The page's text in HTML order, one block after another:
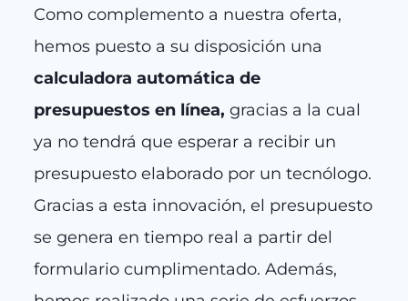
Como complemento a nuestra oferta,
hemos puesto a su disposición una
calculadora automática de
presupuestos en línea, gracias a la cual
ya no tendrá que esperar a recibir un
presupuesto elaborado por un tecnólogo.
Gracias a esta innovación, el presupuesto
se genera en tiempo real a partir del
formulario cumplimentado. Además,